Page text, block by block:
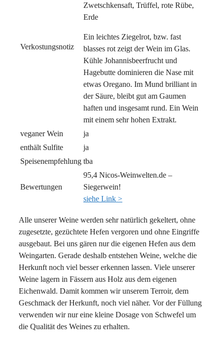
Verkostungsnotiz
Zwetschkensaft, Trüffel, rote Rübe,
Erde
Ein leichtes Ziegelrot, bzw. fast
blasses rot zeigt der Wein im Glas.
Kühle Johannisbeerfrucht und
Hagebutte dominieren die Nase mit
etwas Oregano. Im Mund brilliant in
der Säure, bleibt gut am Gaumen
haften und insgesamt rund. Ein Wein
mit einem sehr hohen Extrakt.
veganer Wein
ja
enthält Sulfite
ja
Speisenempfehlung tba
Bewertungen
95,4 Nicos-Weinwelten.de –
Siegerwein!
siehe Link >
Alle unserer Weine werden sehr natürlich gekeltert, ohne
zugesetzte, gezüchtete Hefen vergoren und ohne Eingriffe
ausgebaut. Bei uns gären nur die eigenen Hefen aus dem
Weingarten. Gerade deshalb entstehen Weine, welche die
Herkunft noch viel besser erkennen lassen. Viele unserer
Weine lagern in Fässern aus Holz aus dem eigenen
Eichenwald. Damit kommen wir unserem Terroir, dem
Geschmack der Herkunft, noch viel näher. Vor der Füllung
verwenden wir nur eine kleine Dosage von Schwefel um
die Qualität des Weines zu erhalten.